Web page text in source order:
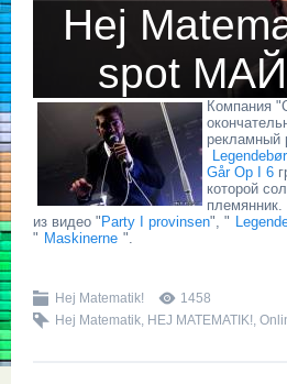
Hej
spot
Компания
рекламный
Går Op I 6
которой
из видео " Party I provinsen", "
" Maskinerne ".
Hej Matematik!
1458
Hej Matematik, HEJ MATEMATIK!,